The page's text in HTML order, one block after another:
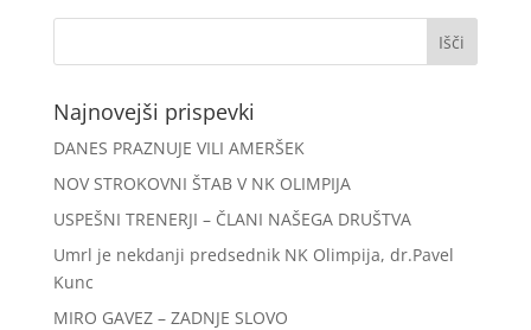
Najnovejši prispevki
DANES PRAZNUJE VILI AMERŠEK
NOV STROKOVNI ŠTAB V NK OLIMPIJA
USPEŠNI TRENERJI – ČLANI NAŠEGA DRUŠTVA
Umrl je nekdanji predsednik NK Olimpija, dr.Pavel
Kunc
MIRO GAVEZ – ZADNJE SLOVO